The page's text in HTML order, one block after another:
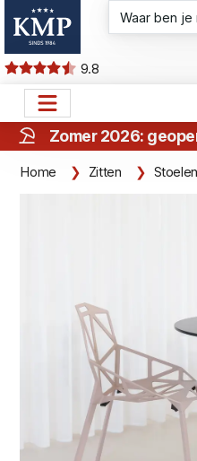
9.8
Zomer 2026:
Home Zitten Stoelen